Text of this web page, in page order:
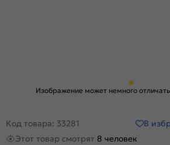
Изображение может немного
Код товара: 33281 В
Этот товар смотрят 8 человек